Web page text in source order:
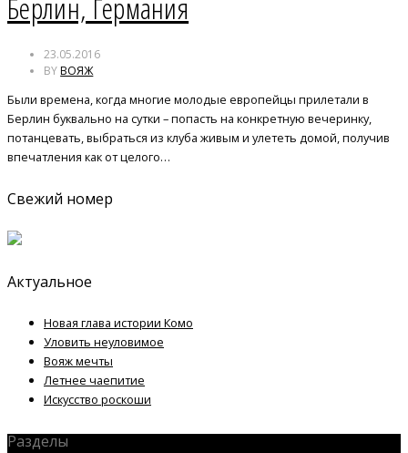
The Mandala Hotel
Германия
Культурбрауэрай
Трезор
23.05.2016
BYВОЯЖ
Были времена, когда многие молодые европейцы прилетали в
Берлин буквально на сутки – попасть на конкретную вечеринку,
потанцевать, выбраться из клуба живым и улететь домой, получив
впечатления как от целого…
Свежий номер
Актуальное
Новая глава истории Комо
Уловить неуловимое
Вояж мечты
Летнее чаепитие
Искусство роскоши
Разделы